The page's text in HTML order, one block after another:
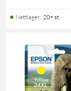
Nettlager: 20+ st